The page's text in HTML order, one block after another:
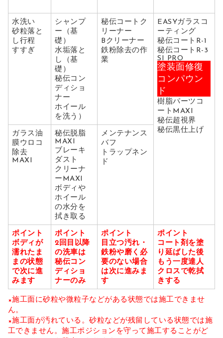
水洗い
砂粒落と
し行程
すすぎ
シャンプ
ー（基
礎）
水垢落と
し（基
礎）
秘伝コン
ディショ
ナー
ホイール
を洗う）
秘伝コートク
リーナー
Bクリーナー
鉄粉除去の作
業
EASYガラスコ
ーティング
秘伝コートR-1
秘伝コートR-3
SI PRO
塗装面修復
コンパウン
ド
樹脂パーツコ
ートMAXI
秘伝超視界
秘伝黒仕上げ
ガラス油
膜ウロコ
除去
MAXI
秘伝脱脂
MAXI
ブレーキ
ダスト
クリーナ
ーMAXI
ボディや
ホイール
の水分を
拭き取る
メンテナンス
バフ
トラップネン
ド
ポイント
ボディが
濡れたま
まの状態
で次に進
みます
ポイント
2回目以降
の洗車は
秘伝コン
ディショ
ナーのみ
ポイント
目立つ汚れ・
鉄粉や磨く必
要のない場合
は次に進みま
す
ポイント
コート剤を塗
り延ばした後
もう一度達人
クロスで乾拭
きする
×施工面に砂粒や微粒子などがある状態では施工できませ
ん。
×施工面が汚れている。砂粒などが残留している状態では施
工できません。施工ポジションを守って施工することがど